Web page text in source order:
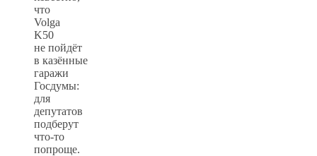
что
Volga
K50
не пойдёт
в казённые
гаражи
Госдумы:
для
депутатов
подберут
что-то
попроще.